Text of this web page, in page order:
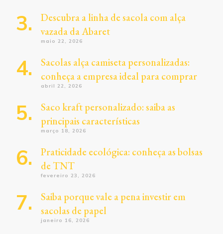
Descubra a linha de sacola com alça
vazada da Abaret
maio 22, 2026
Sacolas alça camiseta personalizadas:
conheça a empresa ideal para comprar
abril 22, 2026
Saco kraft personalizado: saiba as
principais características
março 18, 2026
Praticidade ecológica: conheça as bolsas
de TNT
fevereiro 23, 2026
Saiba porque vale a pena investir em
sacolas de papel
janeiro 16, 2026